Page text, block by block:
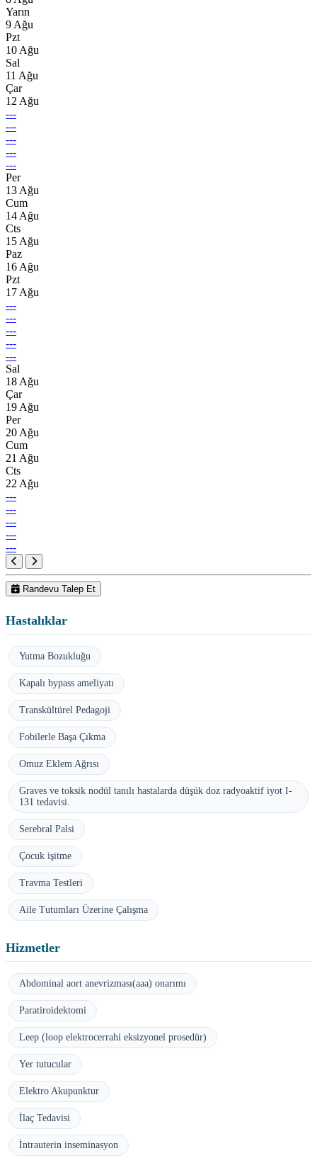
Yarın
9 Ağu
Pzt
10 Ağu
Sal
11 Ağu
Çar
12 Ağu
---
---
---
---
---
Per
13 Ağu
Cum
14 Ağu
Cts
15 Ağu
Paz
16 Ağu
Pzt
17 Ağu
---
---
---
---
---
Sal
18 Ağu
Çar
19 Ağu
Per
20 Ağu
Cum
21 Ağu
Cts
22 Ağu
---
---
---
---
---
Randevu Talep Et
Hastalıklar
Yutma Bozukluğu
Kapalı bypass ameliyatı
Transkültürel Pedagoji
Fobilerle Başa Çıkma
Omuz Eklem Ağrısı
Graves ve toksik nodül tanılı hastalarda düşük doz radyoaktif iyot I-
131 tedavisi.
Serebral Palsi
Çocuk işitme
Travma Testleri
Aile Tutumları Üzerine Çalışma
Hizmetler
Abdominal aort anevrizması(aaa) onarımı
Paratiroidektomi
Leep (loop elektrocerrahi eksizyonel prosedür)
Yer tutucular
Elektro Akupunktur
İlaç Tedavisi
İntrauterin inseminasyon